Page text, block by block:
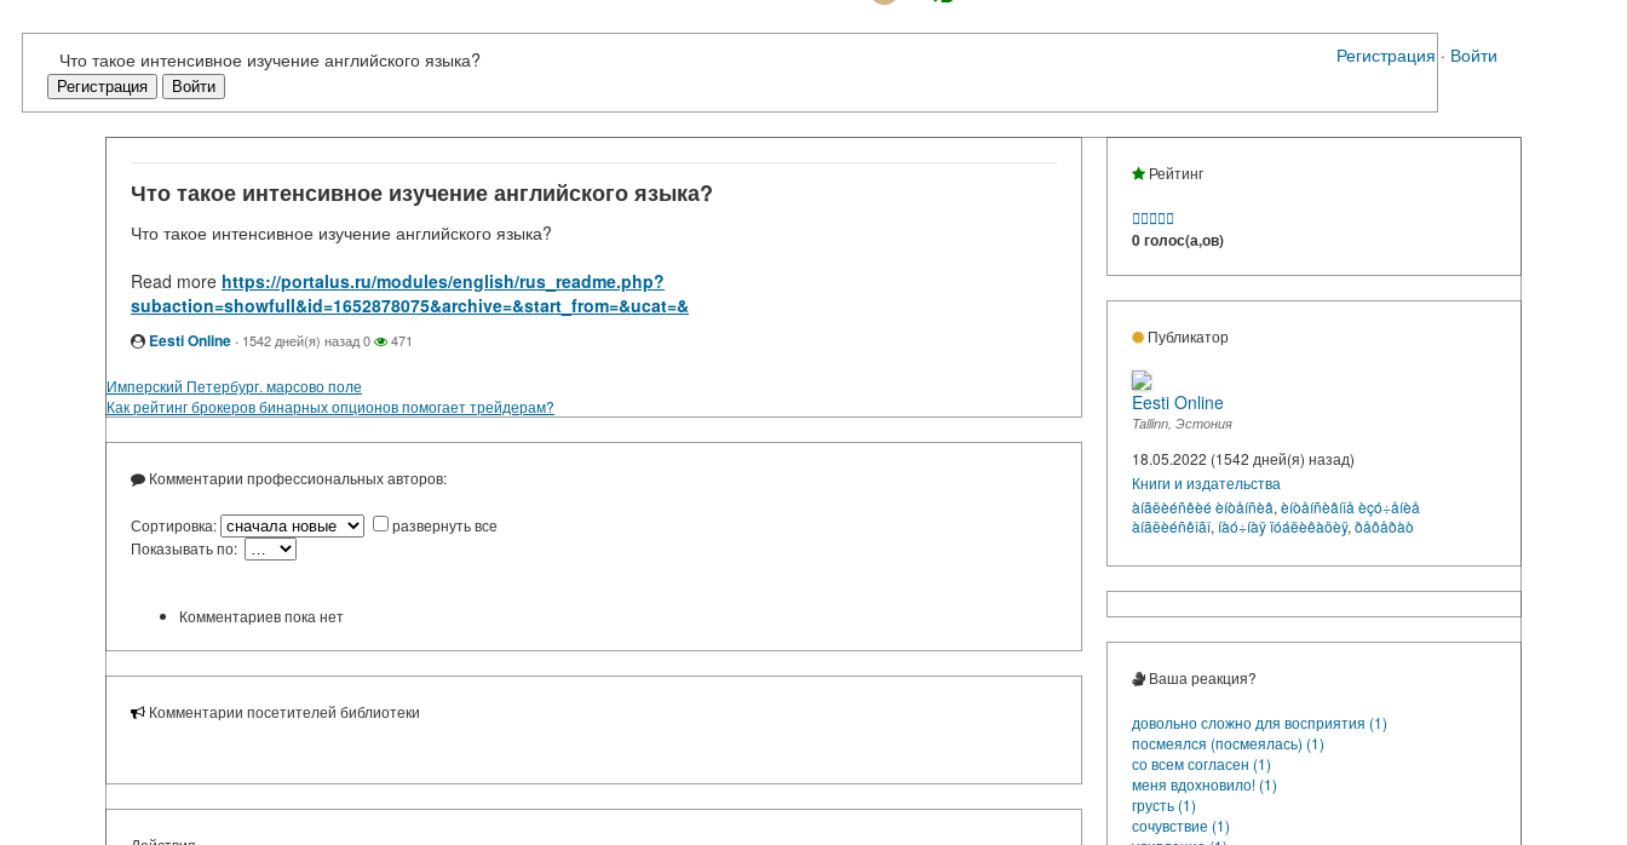
Регистрация · Войти
Что такое интенсивное изучение английского языка?
Регистрация Войти
Что такое интенсивное изучение английского языка?
Что такое интенсивное изучение английского языка?
Read more https://portalus.ru/modules/english/rus_readme.php?
subaction=showfull&id=1652878075&archive=&start_from=&ucat=&
Eesti Online · 1542 дней(я) назад0 471
Имперский Петербург. марсово поле
Как рейтинг брокеров бинарных опционов помогает трейдерам?
Комментарии профессиональных авторов:
Сортировка:
развернуть все
Показывать по:
Комментариев пока нет
Комментарии посетителей библиотеки
Рейтинг

0 голос(а,ов)
Публикатор
Eesti Online
Tallinn, Эстония
18.05.2022 (1542 дней(я) назад)
Книги и издательства
àíãëèéñêèé èíòåíñèâ, èíòåíñèâíîå èçó÷åíèå
àíãëèéñêîãî, íàó÷íàÿ ïóáëèêàöèÿ, ðåôåðàò
Ваша реакция?
довольно сложно для восприятия (1)
посмеялся (посмеялась) (1)
со всем согласен (1)
меня вдохновило! (1)
грусть (1)
сочувствие (1)